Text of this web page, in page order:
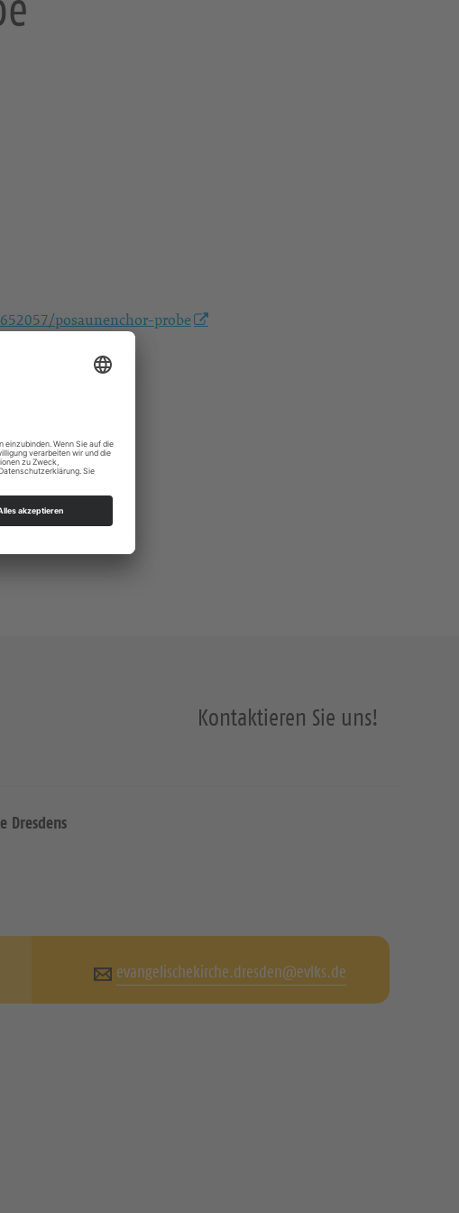
posaunenchor-probe
Kontaktieren Sie uns!
Dresdens
evangelischekirche.dresden@evlks.de